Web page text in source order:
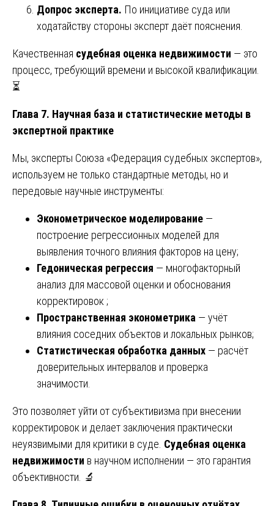
Допрос эксперта. По инициативе суда или
ходатайству стороны эксперт даёт пояснения.
Качественная судебная оценка недвижимости — это
процесс, требующий времени и высокой квалификации.
⏳
Глава 7. Научная база и статистические методы в
экспертной практике
Мы, эксперты Союза «Федерация судебных экспертов»,
используем не только стандартные методы, но и
передовые научные инструменты:
Эконометрическое моделирование —
построение регрессионных моделей для
выявления точного влияния факторов на цену;
Гедоническая регрессия — многофакторный
анализ для массовой оценки и обоснования
корректировок ;
Пространственная эконометрика — учёт
влияния соседних объектов и локальных рынков;
Статистическая обработка данных — расчёт
доверительных интервалов и проверка
значимости.
Это позволяет уйти от субъективизма при внесении
корректировок и делает заключения практически
неуязвимыми для критики в суде. Судебная оценка
недвижимости в научном исполнении — это гарантия
объективности. 🔬